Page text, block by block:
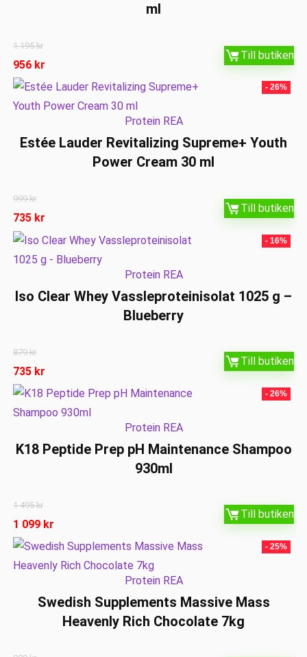
ml
1 195kr
956 kr
Till butiken
- 26%
Protein REA
Estée Lauder Revitalizing Supreme+ Youth
Power Cream 30 ml
999kr
735 kr
Till butiken
- 16%
Protein REA
Iso Clear Whey Vassleproteinisolat 1025 g –
Blueberry
879kr
735 kr
Till butiken
- 26%
Protein REA
K18 Peptide Prep pH Maintenance Shampoo
930ml
1 495kr
1 099 kr
Till butiken
- 25%
Protein REA
Swedish Supplements Massive Mass
Heavenly Rich Chocolate 7kg